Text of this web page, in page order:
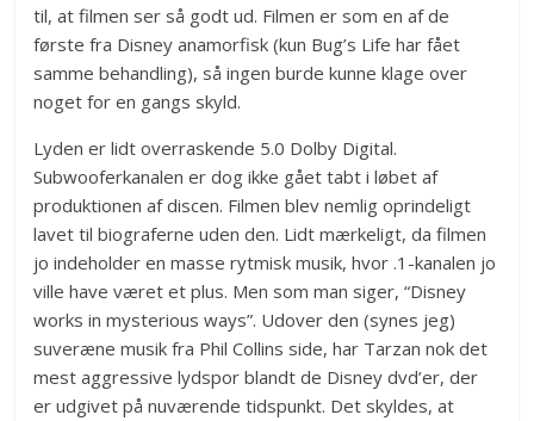
til, at filmen ser så godt ud. Filmen er som en af de
første fra Disney anamorfisk (kun Bug’s Life har fået
samme behandling), så ingen burde kunne klage over
noget for en gangs skyld.
Lyden er lidt overraskende 5.0 Dolby Digital.
Subwooferkanalen er dog ikke gået tabt i løbet af
produktionen af discen. Filmen blev nemlig oprindeligt
lavet til biograferne uden den. Lidt mærkeligt, da filmen
jo indeholder en masse rytmisk musik, hvor .1-kanalen jo
ville have været et plus. Men som man siger, “Disney
works in mysterious ways”. Udover den (synes jeg)
suveræne musik fra Phil Collins side, har Tarzan nok det
mest aggressive lydspor blandt de Disney dvd’er, der
er udgivet på nuværende tidspunkt. Det skyldes, at